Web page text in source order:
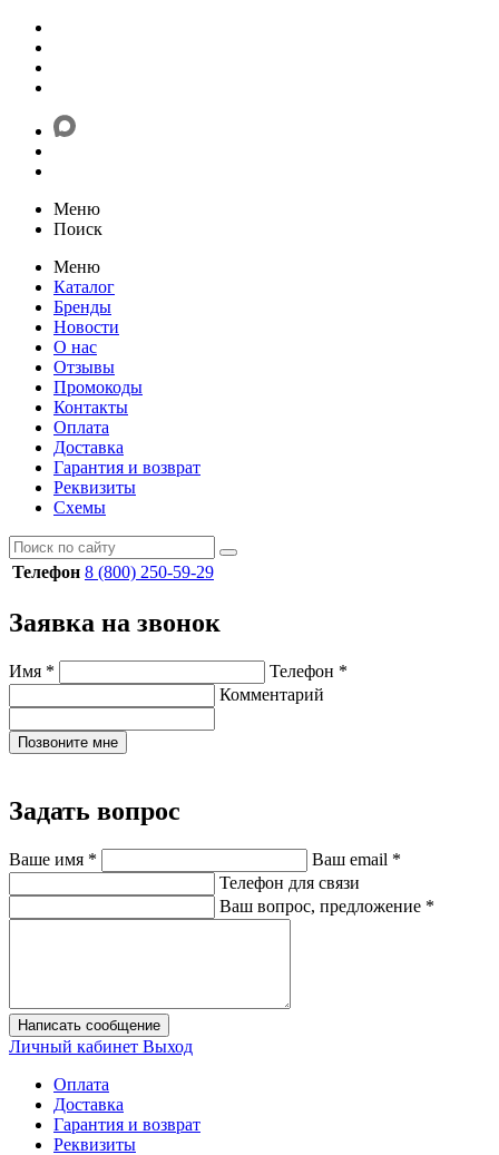
Меню
Поиск
Меню
Каталог
Бренды
Новости
О нас
Отзывы
Промокоды
Контакты
Оплата
Доставка
Гарантия и возврат
Реквизиты
Схемы
Телефон 8 (800) 250-59-29
Заявка на звонок
Имя * Телефон *
Комментарий
Позвоните мне
Задать вопрос
Ваше имя * Ваш email *
Телефон для связи
Ваш вопрос, предложение *
Написать сообщение
Личный кабинет Выход
Оплата
Доставка
Гарантия и возврат
Реквизиты